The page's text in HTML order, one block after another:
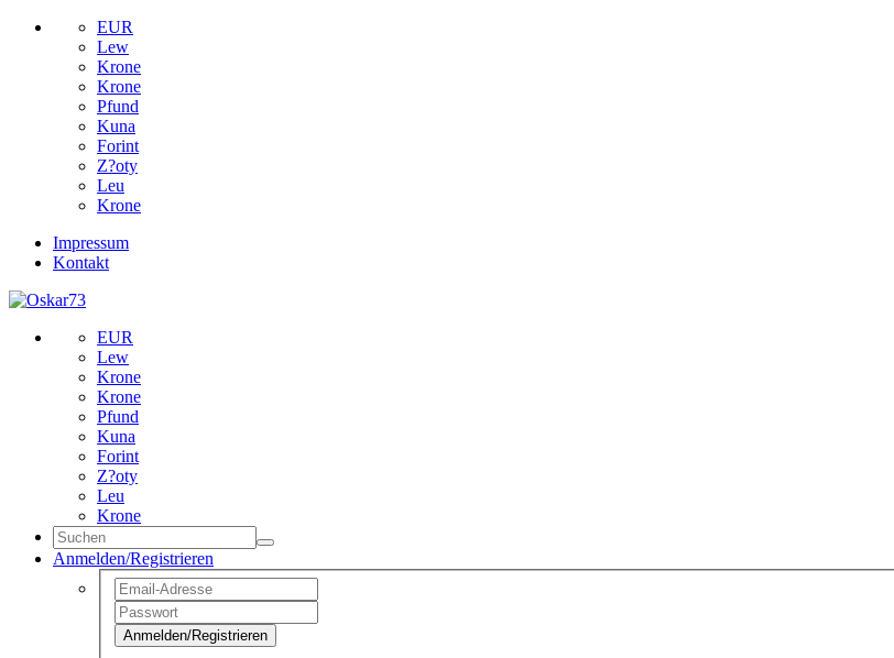
EUR
Lew
Krone
Krone
Pfund
Kuna
Forint
Z?oty
Leu
Krone
Impressum
Kontakt
EUR
Lew
Krone
Krone
Pfund
Kuna
Forint
Z?oty
Leu
Krone
Anmelden/Registrieren
Anmelden/Registrieren